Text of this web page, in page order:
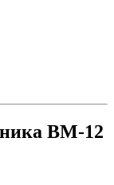
ВМ-12